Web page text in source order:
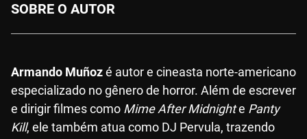
SOBRE O AUTOR
Armando Muñozé autor e cineasta norte-americano
especializado no gênero de horror. Além de escrever
e dirigir filmes como Mime After Midnighte Panty
Kill, ele também atua como DJ Pervula, trazendo